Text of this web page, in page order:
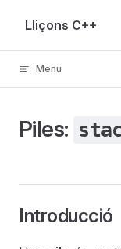
Skip to content
Lliçons C++
Menu
Piles:
Introducció